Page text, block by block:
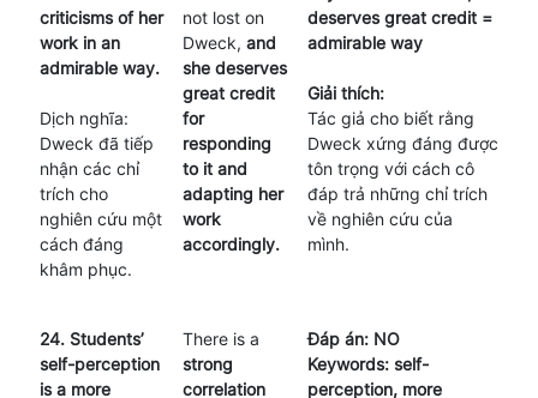
criticisms of her
work in an
admirable way.
Dịch nghĩa:
Dweck đã tiếp
nhận các chỉ
trích cho
nghiên cứu một
cách đáng
khâm phục.
not lost on
Dweck, and
she deserves
great credit
for
responding
to it and
adapting her
work
accordingly.
deserves great credit =
admirable way
Giải thích:
Tác giả cho biết rằng
Dweck xứng đáng được
tôn trọng với cách cô
đáp trả những chỉ trích
về nghiên cứu của
mình.
24. Students’
self-perception
is a more
There is a
strong
correlation
Đáp án: NO
Keywords: self-
perception, more